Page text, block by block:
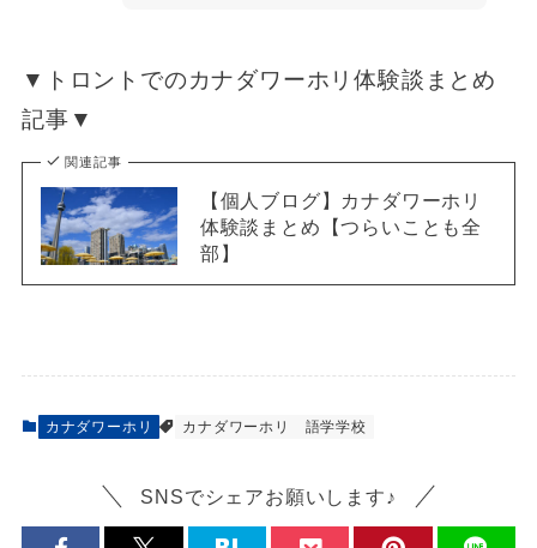
▼トロントでのカナダワーホリ体験談まとめ
記事▼
関連記事
【個人ブログ】カナダワーホリ
体験談まとめ【つらいことも全
部】
カナダワーホリ カナダワーホリ 語学学校
SNSでシェアお願いします♪